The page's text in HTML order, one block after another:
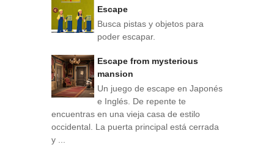
Escape
Busca pistas y objetos para
poder escapar.
Escape from mysterious
mansion
Un juego de escape en Japonés
e Inglés. De repente te
encuentras en una vieja casa de estilo
occidental. La puerta principal está cerrada
y ...